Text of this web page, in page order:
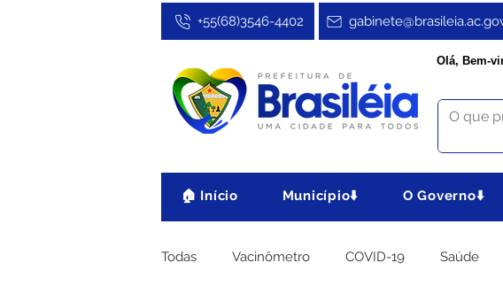
+55(68)3546-4402
Olá, Bem-
🏠 Início Município⬇️ O Governo⬇️
Todas Vacinômetro COVID-19 Saúde